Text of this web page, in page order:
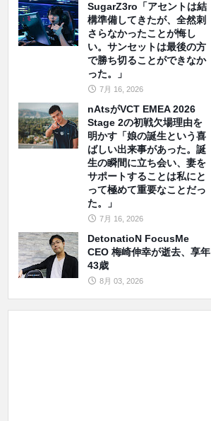
SugarZ3ro「アセントは結
構準備してきたが、全然刺
さらなかったことが悔し
い。サンセットは最後の方
で勝ち切ることができなか
った。」
7月 16, 2026
nAtsがVCT EMEA 2026
Stage 2の初戦欠場理由を
明かす「娘の誕生という喜
ばしい出来事があった。誕
生の瞬間に立ち会い、妻を
サポートすることは私にと
って極めて重要なことだっ
た。」
7月 16, 2026
DetonatioN FocusMe
CEO 梅崎伸幸が逝去、享年
43歳
8月 03, 2026